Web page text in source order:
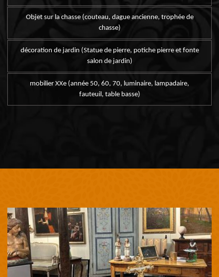
Objet sur la chasse (couteau, dague ancienne, trophée de
chasse)
décoration de jardin (Statue de pierre, potiche pierre et fonte
salon de jardin)
mobilier XXe (année 50, 60, 70, luminaire, lampadaire,
fauteuil, table basse)